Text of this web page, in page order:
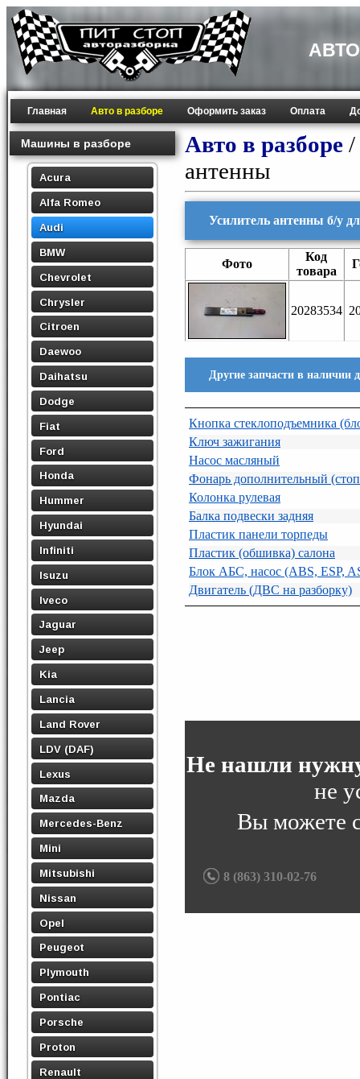
Главная Авто в разборе Оформить заказ Оплата
Машины в разборе
Acura
Alfa Romeo
Audi
BMW
Chevrolet
Chrysler
Citroen
Daewoo
Daihatsu
Dodge
Fiat
Ford
Honda
Hummer
Hyundai
Infiniti
Isuzu
Iveco
Jaguar
Jeep
Kia
Lancia
Land Rover
LDV (DAF)
Lexus
Mazda
Mercedes-Benz
Mini
Mitsubishi
Nissan
Opel
Peugeot
Plymouth
Pontiac
Porsche
Proton
Renault
Авто в разборе /
антенны
Усилитель антенны б/у
Фото
Код
товара
20283534
Другие запчасти в наличии
Кнопка стеклоподъемника
Ключ зажигания
Насос масляный
Фонарь дополнительный
Колонка рулевая
Балка подвески задняя
Пластик панели торпеды
Пластик (обшивка) салона
Блок АБС, насос (ABS, ESP,
Двигатель (ДВС на разборку)
Не нашли
не
Вы можете
8 (863) 310-02-76